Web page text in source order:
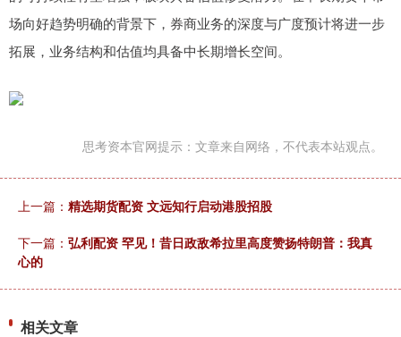
场向好趋势明确的背景下，券商业务的深度与广度预计将进一步
拓展，业务结构和估值均具备中长期增长空间。
思考资本官网提示：文章来自网络，不代表本站观点。
上一篇： 精选期货配资 文远知行启动港股招股
下一篇： 弘利配资 罕见！昔日政敌希拉里高度赞扬特朗普：我真
心的
相关文章